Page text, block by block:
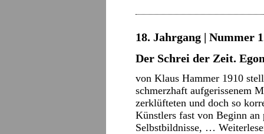
18. Jahrgang | Nummer
Der Schrei der Zeit.
von Klaus Hammer 1910
schmerzhaft aufgerissenem
zerklüfteten und doch so
Künstlers fast von Beginn an
Selbstbildnisse, …